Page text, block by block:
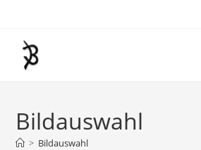
Bildauswahl
> Bildauswahl